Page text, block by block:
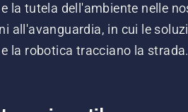
la tutela dell'ambiente nelle
all'avanguardia, in cui le
la robotica tracciano la strada.